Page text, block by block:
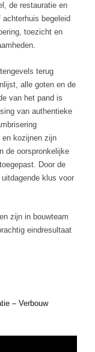
de restauratie en
begeleid
toezicht en
terug
alle goten en de
van het pand is
van authentieke
en kozijnen zijn
de oorspronkelijke
Door de
klus voor
zijn in bouwteam
eindresultaat
– Verbouw